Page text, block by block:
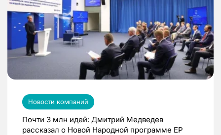
Новости компаний
Почти 3 млн идей: Дмитрий Медведев
рассказал о Новой Народной программе ЕР